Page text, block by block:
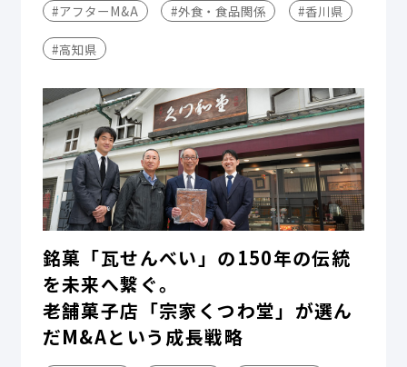
#アフターM&A #外食・食品関係 #香川県
#高知県
銘菓「瓦せんべい」の150年の伝統
を未来へ繋ぐ。
老舗菓子店「宗家くつわ堂」が選ん
だM&Aという成長戦略